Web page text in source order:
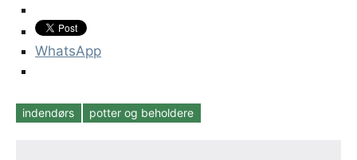
WhatsApp
Tags
indendørs potter og beholdere